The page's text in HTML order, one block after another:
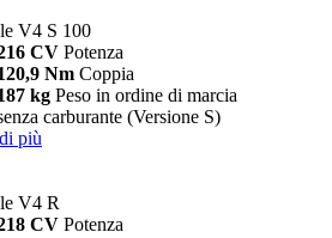
V4 S 100
CV Potenza
Nm Coppia
kg Peso in ordine di marcia
carburante (Versione S)
più
V4 R
CV Potenza